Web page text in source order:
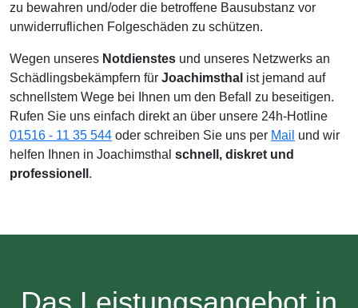
zu bewahren und/oder die betroffene Bausubstanz vor
unwiderruflichen Folgeschäden zu schützen.
Wegen unseres Notdienstes und unseres Netzwerks an
Schädlingsbekämpfern für Joachimsthal ist jemand auf
schnellstem Wege bei Ihnen um den Befall zu beseitigen.
Rufen Sie uns einfach direkt an über unsere 24h-Hotline
01516 - 11 35 544 oder schreiben Sie uns per Mail und wir
helfen Ihnen in Joachimsthal schnell, diskret und
professionell .